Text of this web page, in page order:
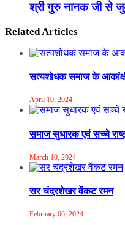
श्री गुरु नानक जी से
Related Articles
सत्यशोधक समाज के आकांक्षी
April 10, 2024
समाज सुधारक एवं सच्चे
March 10, 2024
सर चंद्रशेखर वेंकट रमन
February 06, 2024